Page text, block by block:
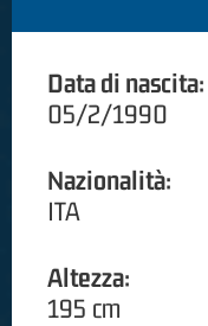
Data di nascita:
05/2/1990
Nazionalità:
ITA
Altezza:
195 cm